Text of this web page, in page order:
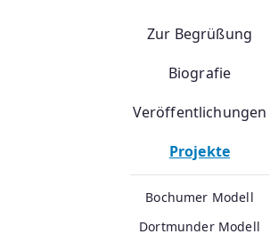
Zur Begrüßung
Biografie
Veröffentlichungen
Projekte
Bochumer Modell
Dortmunder Modell